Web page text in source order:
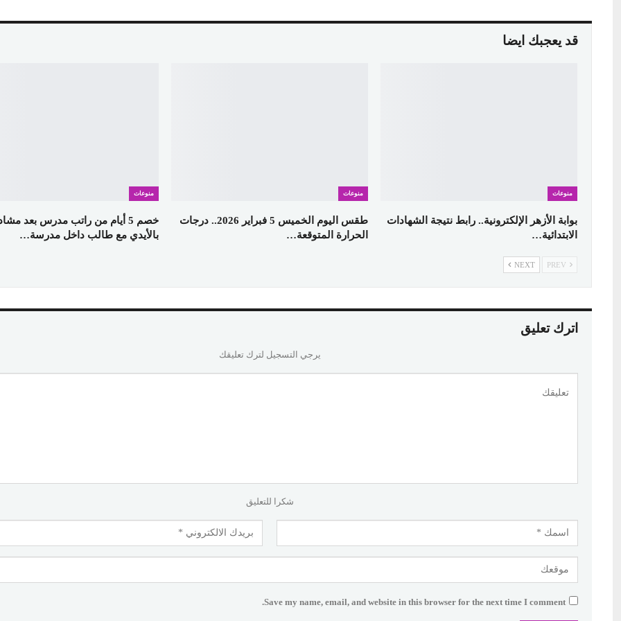
قد يعجبك ايضا
منوعات
بوابة الأزهر الإلكترونية.. رابط نتيجة الشهادات
الابتدائية…
منوعات
طقس اليوم الخميس 5 فبراير 2026.. درجات
الحرارة المتوقعة…
منوعات
خصم 5 أيام من راتب مدرس بعد
بالأيدي مع طالب داخل مدرسة…
NEXT
اترك تعليق
يرجي التسجيل لترك تعليقك
شكرا للتعليق
Save my name, email, and website in this browser for the next time I comment.